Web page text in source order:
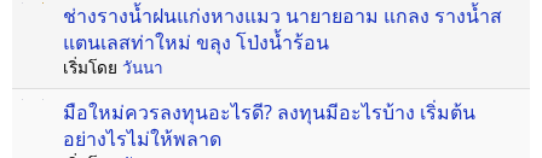
ช่างรางน้ำฝนแก่งหางแมว นายายอาม แกลง รางน้ำส
แตนเลสท่าใหม่ ขลุง โป่งน้ำร้อน
เริ่มโดย วันนา
มือใหม่ควรลงทุนอะไรดี? ลงทุนมีอะไรบ้าง เริ่มต้น
อย่างไรไม่ให้พลาด